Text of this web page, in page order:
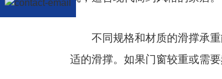
不同规格和材质的滑撑承重
适的滑撑。如果门窗较重或需